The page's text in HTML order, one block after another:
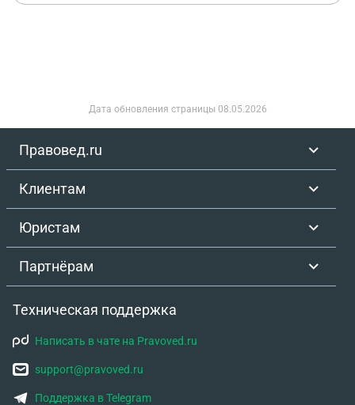
Дата обновления страницы 08.05.2026
Правовед.ru
Клиентам
Юристам
Партнёрам
Техническая поддержка
Написать в чате на Pravoved.ru
support@pravoved.ru
Поддержка в Telegram